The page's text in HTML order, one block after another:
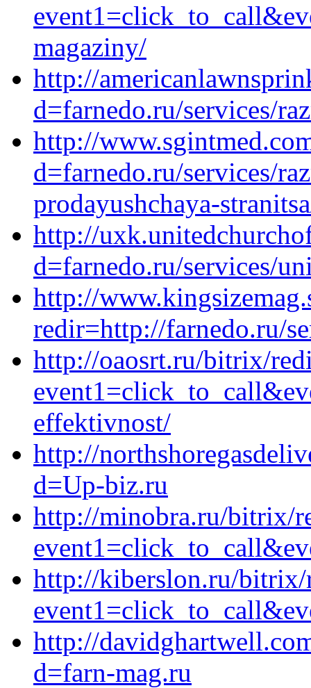
magaziny/
http://
d=farnedo.ru/services/
http://
d=farnedo.ru/services/
prodayushchaya-
http://
d=farnedo.ru/services/
http://
redir=http://farnedo.ru/
http://oaosrt.ru/bitrix/
effektivnost/
http://
d=Up-biz.ru
http://minobra.ru/bitrix/
http://kiberslon.ru/bitrix/
http://
d=farn-mag.ru